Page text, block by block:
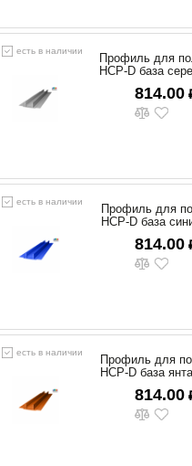
есть в наличии
Профиль для
HCP-D база
814.00
есть в наличии
Профиль для
HCP-D база
814.00
есть в наличии
Профиль для
HCP-D база
814.00